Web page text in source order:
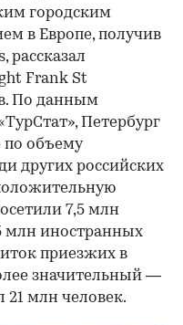
городским
в Европе, получив
рассказал
Frank St
По данным
Петербург
по объему
других российских
7,5 млн
млн иностранных
приезжих в
значительный —
21 млн человек.